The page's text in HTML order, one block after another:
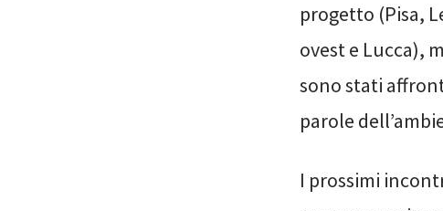
progetto (Pisa,
ovest e Lucca),
sono stati
parole
I prossimi